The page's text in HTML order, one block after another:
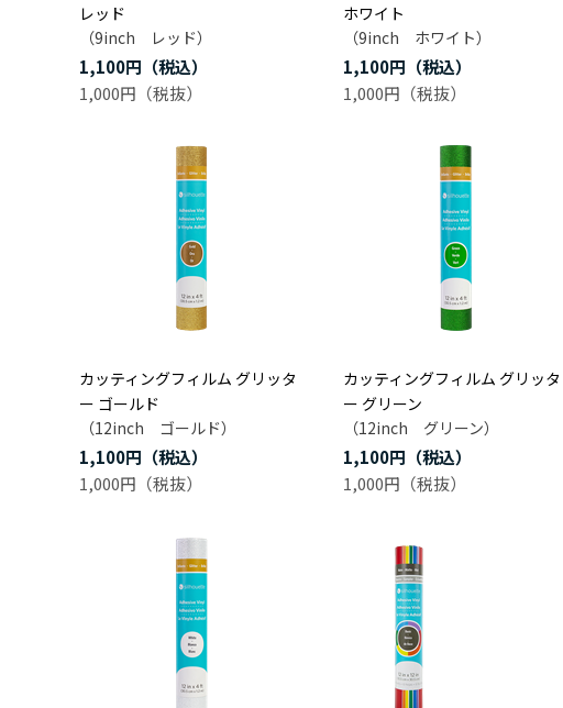
レッド
（9inch レッド）
1,100円
1,000円
ホワイト
（9inch ホワイト）
1,100円
1,000円
カッティングフィルム グリッタ
ー ゴールド
（12inch ゴールド）
1,100円
1,000円
カッティングフィルム グリッタ
ー グリーン
（12inch グリーン）
1,100円
1,000円